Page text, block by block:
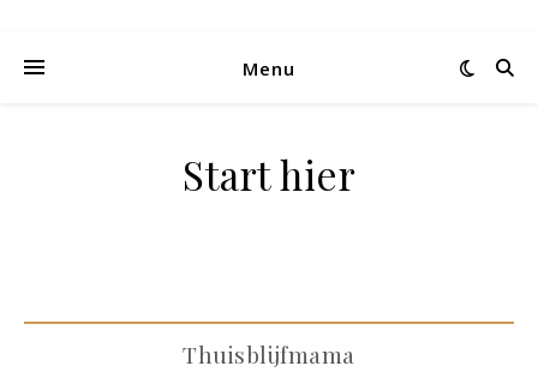
Menu
Start hier
Thuisblijfmama